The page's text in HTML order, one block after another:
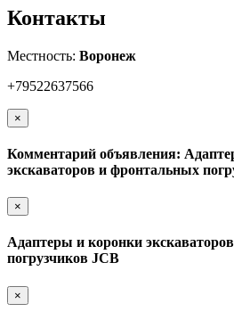
Контакты
Местность: Воронеж
+79522637566
×
Комментарий объявления:
экскаваторов и фронтальных
×
Адаптеры и коронки
погрузчиков JCB
×